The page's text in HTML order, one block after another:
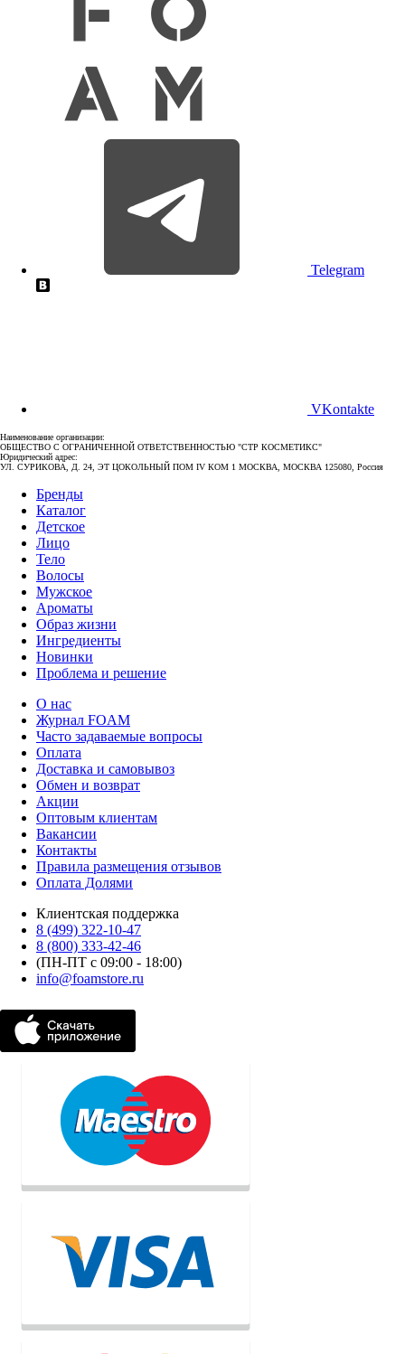
Telegram
VKontakte
Наименование организации:
ОБЩЕСТВО С ОГРАНИЧЕННОЙ ОТВЕТСТВЕННОСТЬЮ "СТР КОСМЕТИКС"
Юридический адрес:
УЛ. СУРИКОВА, Д. 24, ЭТ ЦОКОЛЬНЫЙ ПОМ IV КОМ 1 МОСКВА, МОСКВА 125080, Россия
Бренды
Каталог
Детское
Лицо
Тело
Волосы
Мужское
Ароматы
Образ жизни
Ингредиенты
Новинки
Проблема и решение
О нас
Журнал FOAM
Часто задаваемые вопросы
Оплата
Доставка и самовывоз
Обмен и возврат
Акции
Оптовым клиентам
Вакансии
Контакты
Правила размещения отзывов
Оплата Долями
Клиентская поддержка
8 (499) 322-10-47
8 (800) 333-42-46
(ПН-ПТ с 09:00 - 18:00)
info@foamstore.ru